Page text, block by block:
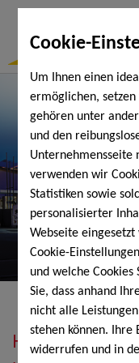
Cookie-
Um Ihnen einen
ermöglichen,
gehören unter
und den
Unternehmensseite
verwenden wir
Statistiken sowie
personalisierter
Webseite
Cookie-
und welche Cookies
Sie, dass anhand
nicht alle
stehen können. Ihre
widerrufen und in
Heizöl, Diesel,